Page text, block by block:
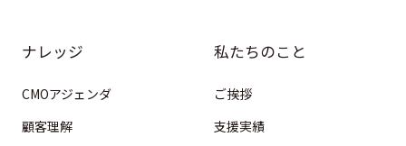
ナレッジ
CMOアジェンダ
顧客理解
私たちのこと
ご挨拶
支援実績